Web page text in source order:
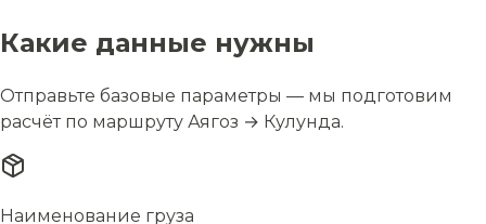
Какие данные нужны
Отправьте базовые параметры — мы подготовим
расчёт по маршруту Аягоз → Кулунда.
Наименование груза